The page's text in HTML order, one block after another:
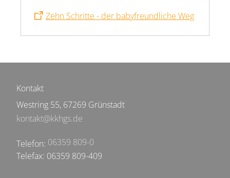
Zehn Schritte - der babyfreundliche Weg
Kontakt
Westring 55, 67269 Grünstadt
kontakt@kkhgs.de
Telefon: 06359 809-0
Telefax: 06359 809-409